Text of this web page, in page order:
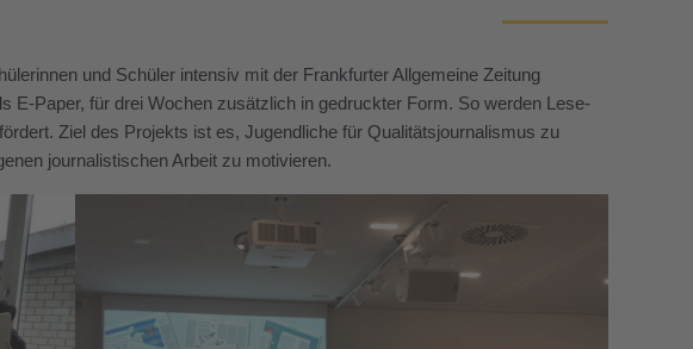
und Schüler intensiv mit der Frankfurter Allgemeine Zeitung
E-Paper, für drei Wochen zusätzlich in gedruckter Form. So werden Lese-
Ziel des Projekts ist es, Jugendliche für Qualitätsjournalismus zu
journalistischen Arbeit zu motivieren.